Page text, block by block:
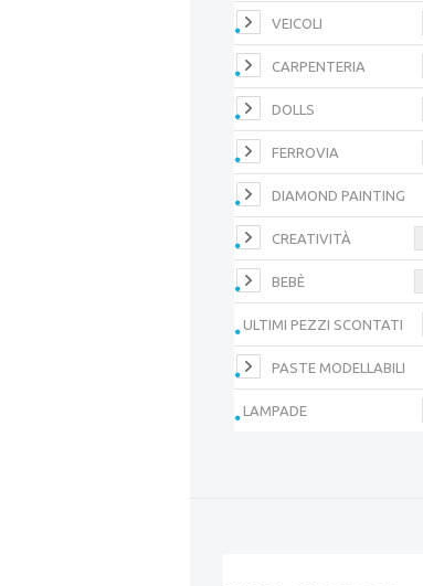
VEICOLI
CARPENTERIA
DOLLS
FERROVIA
DIAMOND PAINTING
CREATIVITÀ
BEBÈ
ULTIMI PEZZI SCONTATI
PASTE MODELLABILI
LAMPADE